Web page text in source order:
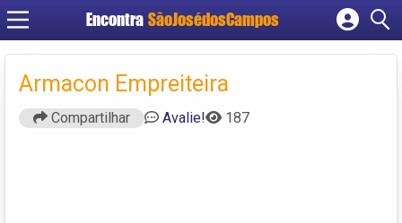
Encontra SãoJosédosCampos
Cadastrar empresa
Criar conta
Armacon Empreiteira
Compartilhar Avalie! 187